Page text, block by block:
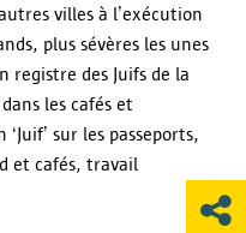
villes à l’exécution
plus sévères les unes
registre des Juifs de la
les cafés et
sur les passeports,
et cafés, travail